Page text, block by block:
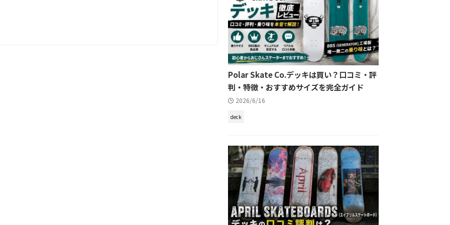
Polar Skate Co.デッキは買い？口コミ・評
判・特徴・おすすめサイズを完全ガイド
2026/6/16
deck